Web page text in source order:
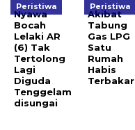
Peristiwa
Nyawa
Bocah
Lelaki AR
(6) Tak
Tertolong
Lagi
Diguda
Tenggelam
disungai
Peristiwa
Akibat
Tabung
Gas LPG
Satu
Rumah
Habis
Terbakar